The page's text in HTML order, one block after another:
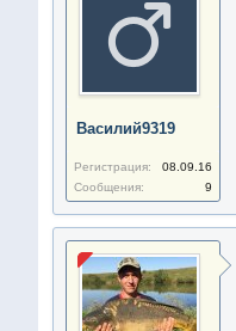
Василий9319
Регистрация:
08.09.16
Сообщения:
9